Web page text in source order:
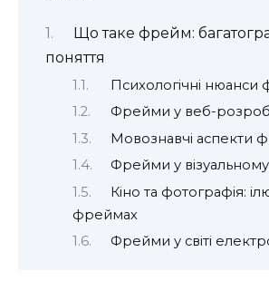
Що таке фрейм:
поняття
Психологічні нюанси
Фрейми у веб-
Мовознавчі аспекти
Фрейми у візуальному
Кіно та фотографія:
фреймах
Фрейми у світі